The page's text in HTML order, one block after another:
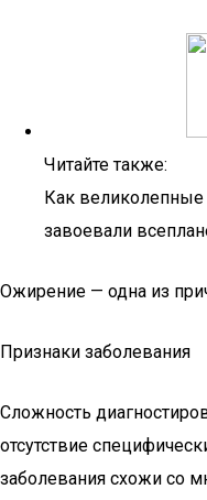
Читайте также:
Как
завоевали
Ожирение — одна из
Признаки заболевания
Сложность
отсутствие
заболевания схожи со